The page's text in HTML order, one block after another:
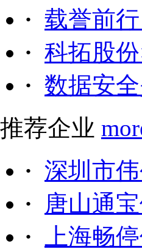
· 载誉前
· 科拓股
· 数据安
推荐企业
· 深圳市
·
唐山通
·
上海畅